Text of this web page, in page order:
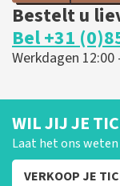
Bestelt u
Bel +31
Werkdagen 12:00
WIL JIJ JE
Laat het ons
VERKOOP JE